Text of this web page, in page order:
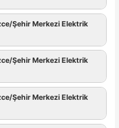
Şehir Merkezi Elektrik
Şehir Merkezi Elektrik
Şehir Merkezi Elektrik